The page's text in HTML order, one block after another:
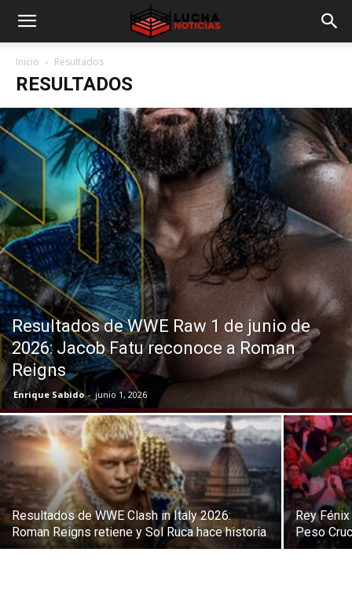
Inicio Resultados
RESULTADOS
Resultados de WWE Raw 1 de junio de
2026: Jacob Fatu reconoce a Roman
Reigns
Enrique Sabido - junio 1, 2026
Resultados de WWE Clash in Italy 2026:
Roman Reigns retiene y Sol Ruca hace historia
Rey
Peso